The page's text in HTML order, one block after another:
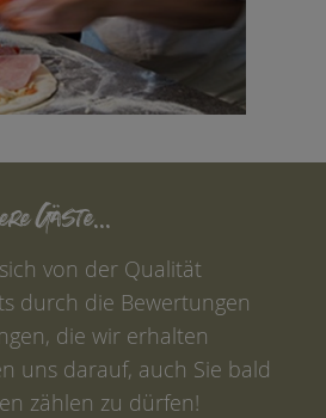
Gäste...
von der Qualität
durch die Bewertungen
die wir erhalten
uns darauf, auch Sie bald
zählen zu dürfen!